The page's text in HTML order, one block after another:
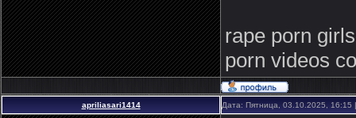
rape porn
porn videos
apriliasari1414 Дата: Пятница, 03.10.2025,